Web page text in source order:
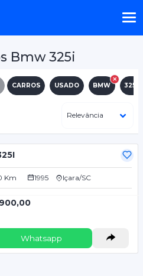
Bmw 325i
CARROS USADO BMW 325I
Km 1995 Içara/SC
Whatsapp